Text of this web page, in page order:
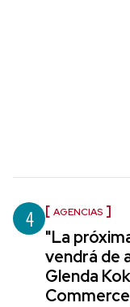
4 AGENCIAS
"La
vendrá de
Glenda